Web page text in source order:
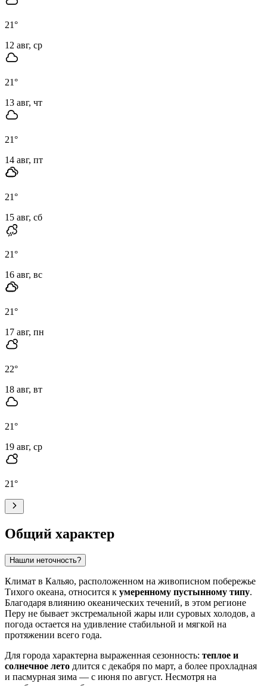
21°
12 авг, ср
21°
13 авг, чт
21°
14 авг, пт
21°
15 авг, сб
21°
16 авг, вс
21°
17 авг, пн
22°
18 авг, вт
21°
19 авг, ср
21°
Общий характер
Нашли неточность?
Климат в Кальяо, расположенном на живописном побережье
Тихого океана, относится к умеренному пустынному типу.
Благодаря влиянию океанических течений, в этом регионе
Перу не бывает экстремальной жары или суровых холодов, а
погода остается на удивление стабильной и мягкой на
протяжении всего года.
Для города характерна выраженная сезонность: теплое и
солнечное лето длится с декабря по март, а более прохладная
и пасмурная зима — с июня по август. Несмотря на